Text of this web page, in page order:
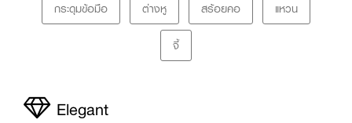
กระดุมข้อมือ ต่างหู สร้อยคอ แหวน
จี้
Elegant